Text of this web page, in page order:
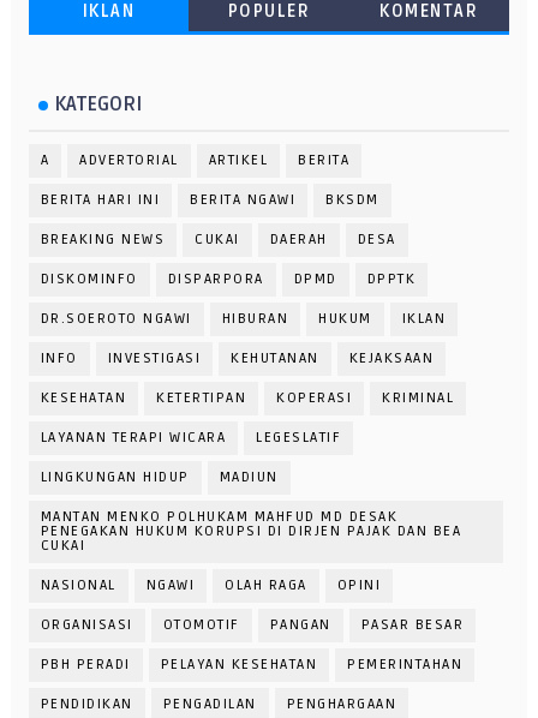
IKLAN POPULER KOMENTAR
KATEGORI
A ADVERTORIAL ARTIKEL BERITA
BERITA HARI INI BERITA NGAWI BKSDM
BREAKING NEWS CUKAI DAERAH DESA
DISKOMINFO DISPARPORA DPMD DPPTK
DR.SOEROTO NGAWI HIBURAN HUKUM IKLAN
INFO INVESTIGASI KEHUTANAN KEJAKSAAN
KESEHATAN KETERTIPAN KOPERASI KRIMINAL
LAYANAN TERAPI WICARA LEGESLATIF
LINGKUNGAN HIDUP MADIUN
MANTAN MENKO POLHUKAM MAHFUD MD DESAK
PENEGAKAN HUKUM KORUPSI DI DIRJEN PAJAK DAN BEA
CUKAI
NASIONAL NGAWI OLAH RAGA OPINI
ORGANISASI OTOMOTIF PANGAN PASAR BESAR
PBH PERADI PELAYAN KESEHATAN PEMERINTAHAN
PENDIDIKAN PENGADILAN PENGHARGAAN